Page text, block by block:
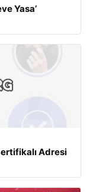
Yasa’
Adresi